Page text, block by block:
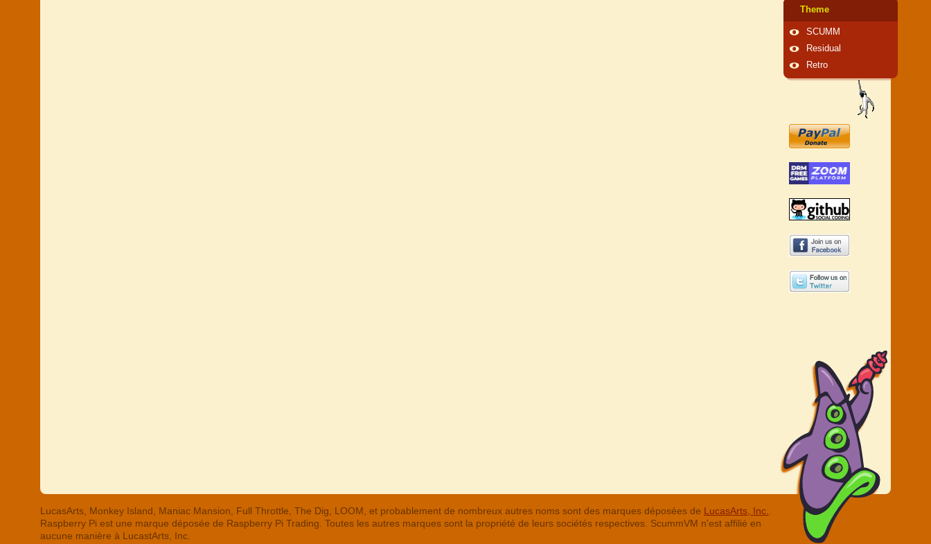
Theme
SCUMM
Residual
Retro
LucasArts, Monkey Island, Maniac Mansion, Full Throttle, The Dig, LOOM, et probablement de nombreux autres noms sont des marques déposées de LucasArts, Inc.
Raspberry Pi est une marque déposée de Raspberry Pi Trading. Toutes les autres marques sont la propriété de leurs sociétés respectives. ScummVM n'est affilié en
aucune manière à LucastArts, Inc.